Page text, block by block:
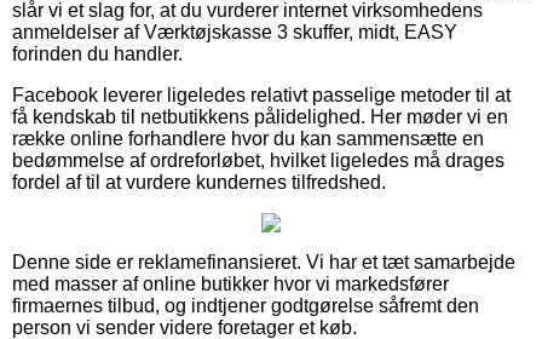
slår vi et slag for, at du vurderer internet virksomhedens
anmeldelser af Værktøjskasse 3 skuffer, midt, EASY
forinden du handler.
Facebook leverer ligeledes relativt passelige metoder til at
få kendskab til netbutikkens pålidelighed. Her møder vi en
række online forhandlere hvor du kan sammensætte en
bedømmelse af ordreforløbet, hvilket ligeledes må drages
fordel af til at vurdere kundernes tilfredshed.
Denne side er reklamefinansieret. Vi har et tæt samarbejde
med masser af online butikker hvor vi markedsfører
firmaernes tilbud, og indtjener godtgørelse såfremt den
person vi sender videre foretager et køb.